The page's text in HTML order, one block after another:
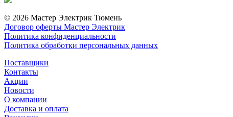
© 2026 Мастер Электрик Тюмень
Договор оферты Мастер Электрик
Политика конфиденциальности
Политика обработки персональных данных
Поставщики
Контакты
Акции
Новости
О компании
Доставка и оплата